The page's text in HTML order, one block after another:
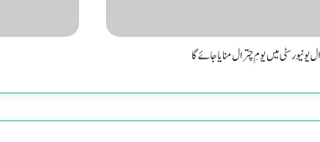
یونیورسٹی میں یومِ چترال منایا جائے گا